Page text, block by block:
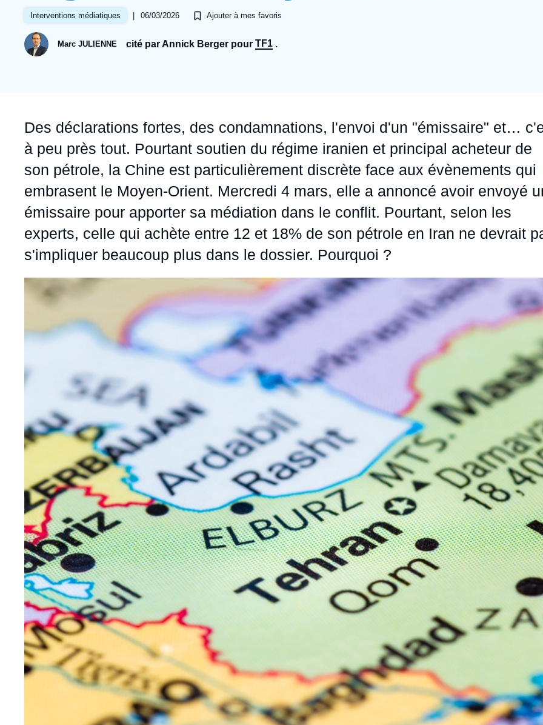
Partenariats et réseaux
Nous soutenir en tant que professionnel
Ramses
Intelligence artificielle
Guerre en Ukraine
Europe
Jeudi 17 septembre 2026 17:30
Interventions médiatiques | 06/03/2026 Ajouter à mes favoris
Marc JULIENNE cité par Annick Berger pour TF1 .
Accroche
Des déclarations fortes, des condamnations, l'envoi d'un "émissaire" et…
à peu près tout. Pourtant soutien du régime iranien et principal acheteur de
son pétrole, la Chine est particulièrement discrète face aux évènements qui
embrasent le Moyen-Orient. Mercredi 4 mars, elle a annoncé avoir envoyé
émissaire pour apporter sa médiation dans le conflit. Pourtant, selon les
experts, celle qui achète entre 12 et 18% de son pétrole en Iran ne devrait
s'impliquer beaucoup plus dans le dossier. Pourquoi ?
Image
principale
médiatique